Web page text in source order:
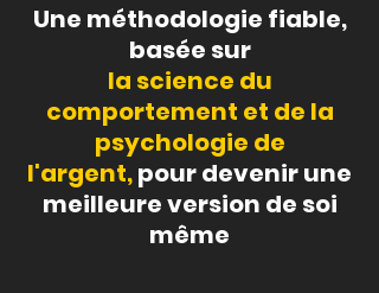
Une méthodologie fiable,
basée sur
la science du
comportement et de la
psychologie de
l'argent,pour devenir une
meilleure version de soi
même